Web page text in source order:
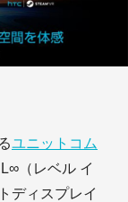
ユニットコム
（レベル イ
ディスプレイ